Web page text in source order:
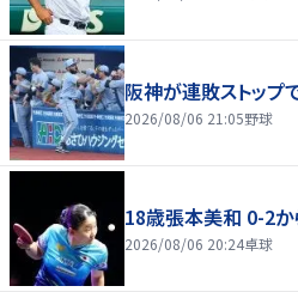
阪神が連敗ストップ
2026/08/06 21:05野球
18歳張本美和 0-2
2026/08/06 20:24卓球